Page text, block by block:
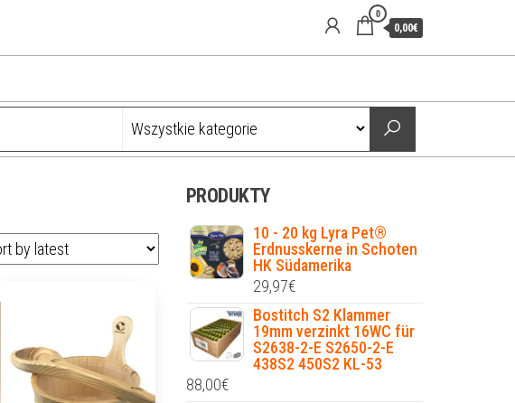
0
0,00€
PRODUKTY
10 - 20 kg Lyra Pet®
Erdnusskerne in Schoten
HK Südamerika
29,97€
Bostitch S2 Klammer
19mm verzinkt 16WC für
S2638-2-E S2650-2-E
438S2 450S2 KL-53
88,00€